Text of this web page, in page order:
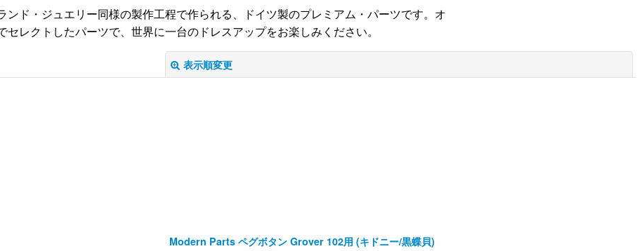
ンド・ジュエリー同様の製作工程で作られる、ドイツ製のプレミアム・パーツです。オ
セレクトしたパーツで、世界に一台のドレスアップをお楽しみください。
表示順変更
Modern Parts ペグボタン Grover 102用 (キドニー/黒蝶貝)